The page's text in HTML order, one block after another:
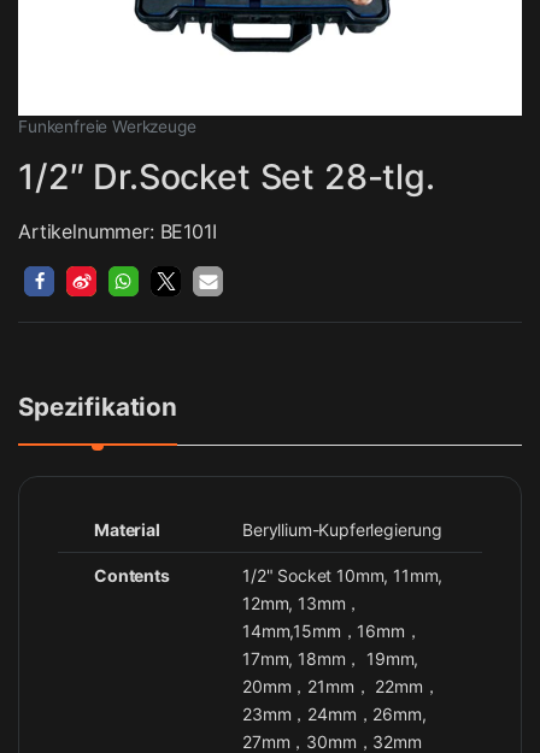
Funkenfreie Werkzeuge
1/2″ Dr.Socket Set 28-tlg.
Artikelnummer: BE101I
Spezifikation
Material Beryllium-Kupferlegierung
Contents
1/2" Socket 10mm, 11mm,
12mm, 13mm，
14mm,15mm，16mm，
17mm, 18mm， 19mm,
20mm，21mm， 22mm，
23mm，24mm，26mm,
27mm，30mm，32mm